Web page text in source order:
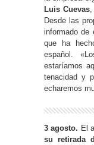
Luis Cuevas
Desde las
informado de
que ha
español.
estaríamos
tenacidad y
echaremos
3 agosto. El
su retirada